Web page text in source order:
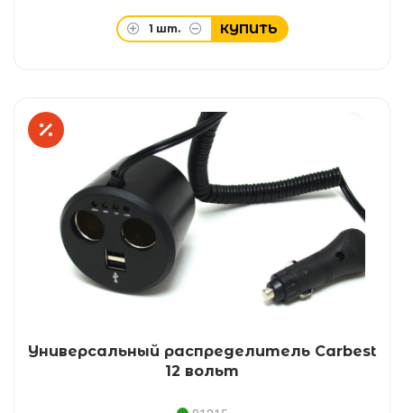
1 шт. КУПИТЬ
Универсальный распределитель Carbest
12 вольт